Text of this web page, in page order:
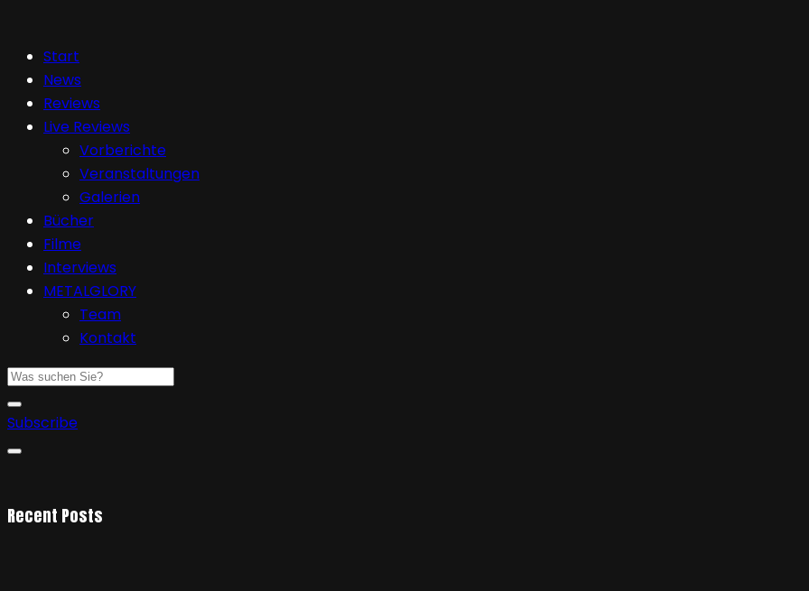
Start
News
Reviews
Live Reviews
Vorberichte
Veranstaltungen
Galerien
Bücher
Filme
Interviews
METALGLORY
Team
Kontakt
Subscribe
Recent Posts